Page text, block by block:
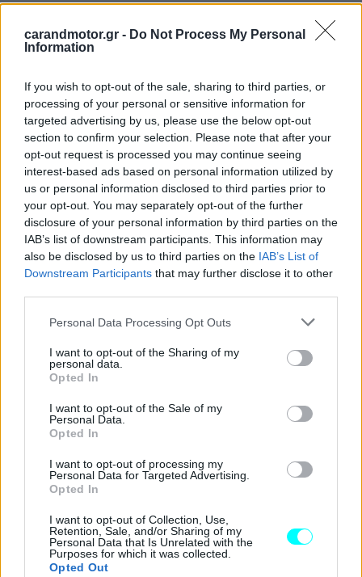
carandmotor.gr - Do Not Process My Personal
Information
If you wish to opt-out of the sale, sharing to third parties, or
processing of your personal or sensitive information for
targeted advertising by us, please use the below opt-out
section to confirm your selection. Please note that after your
opt-out request is processed you may continue seeing
interest-based ads based on personal information utilized by
us or personal information disclosed to third parties prior to
your opt-out. You may separately opt-out of the further
disclosure of your personal information by third parties on the
IAB’s list of downstream participants. This information may
also be disclosed by us to third parties on the IAB’s List of
Downstream Participants that may further disclose it to other
Please note that this website/app uses one or more Google
not limited to your visit or usage behaviour. You may click to
grant or deny consent to Google and its third-party tags to
use your data for below specified purposes in below Google
consent section.
Personal Data Processing Opt Outs
I want to opt-out of the Sharing of my
personal data.
Opted In
I want to opt-out of the Sale of my
Personal Data.
Opted In
I want to opt-out of processing my
Personal Data for Targeted Advertising.
Opted In
I want to opt-out of Collection, Use,
Retention, Sale, and/or Sharing of my
Personal Data that Is Unrelated with the
Purposes for which it was collected.
Opted Out
Παράλληλα, προκηρύχθηκε και ο διαγωνισμός ύψους 159
εκ. ευρώ για την αναβάθμιση υποδομής/επιδομής της
Προμαχώνας,στοτμήμα από Μουριές έως
Προμαχώνα(περίπου 53 χλμ.), για την μελλοντική
εγκατάσταση ηλεκτροκίνησης σε ολόκληρη τη γραμμή
Θεσσαλονίκη-Προμαχώνα. Το έργο έχει εξασφαλισμένα
κονδύλια 112 εκ. ευρώ από το CEF II.